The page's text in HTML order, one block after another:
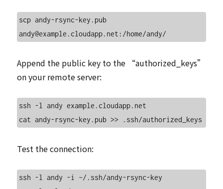
scp andy-rsync-key.pub
Append the public key to the “authorized_keys”
on your remote server:
ssh -l andy example.cloudapp.net
Test the connection:
ssh -l andy -i ~/.ssh/andy-rsync-key